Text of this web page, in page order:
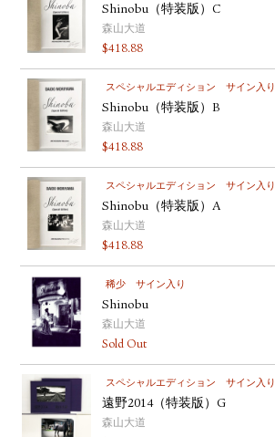
Shinobu（特装版）C
森山大道
$418.88
スペシャルエディション サイン入り
Shinobu（特装版）B
森山大道
$418.88
スペシャルエディション サイン入り
Shinobu（特装版）A
森山大道
$418.88
稀少 サイン入り
Shinobu
森山大道
Sold Out
スペシャルエディション サイン入り
遠野2014（特装版）G
森山大道